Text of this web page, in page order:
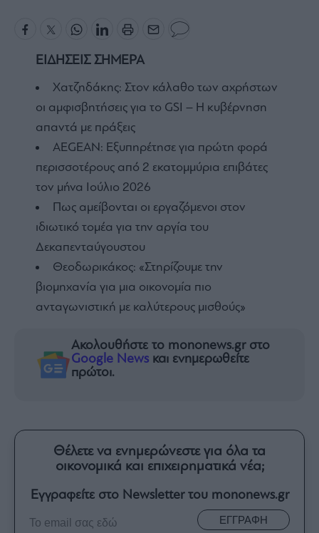
ΕΙΔΗΣΕΙΣ ΣΗΜΕΡΑ
Χατζηδάκης: Στον κάλαθο των αχρήστων
οι αμφισβητήσεις για το GSI – Η κυβέρνηση
απαντά με πράξεις
AEGEAN: Εξυπηρέτησε για πρώτη φορά
περισσοτέρους από 2 εκατομμύρια επιβάτες
τον μήνα Ιούλιο 2026
Πως αμείβονται οι εργαζόμενοι στον
ιδιωτικό τομέα για την αργία του
Δεκαπενταύγουστου
Θεοδωρικάκος: «Στηρίζουμε την
βιομηχανία για μια οικονομία πιο
ανταγωνιστική με καλύτερους μισθούς»
Ακολουθήστε το mononews.gr στο
Google News και ενημερωθείτε
πρώτοι.
Θέλετε να ενημερώνεστε για όλα τα
οικονομικά και επιχειρηματικά νέα;
Εγγραφείτε στο Newsletter του mononews.gr
ΕΓΓΡΑΦΗ